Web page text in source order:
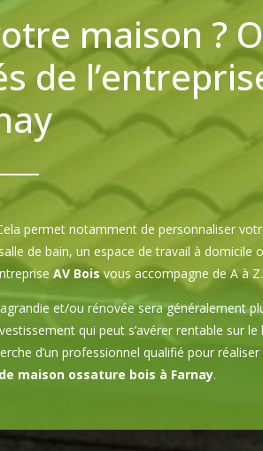
maison ?
de
permet notamment de personnaliser
de bain, un espace de travail à domicile
AV Boisvous accompagne de A à Z.
et/ou rénovée sera généralement
qui peut s’avérer rentable sur
d’un professionnel qualifié pour
maison ossature bois à Farnay.